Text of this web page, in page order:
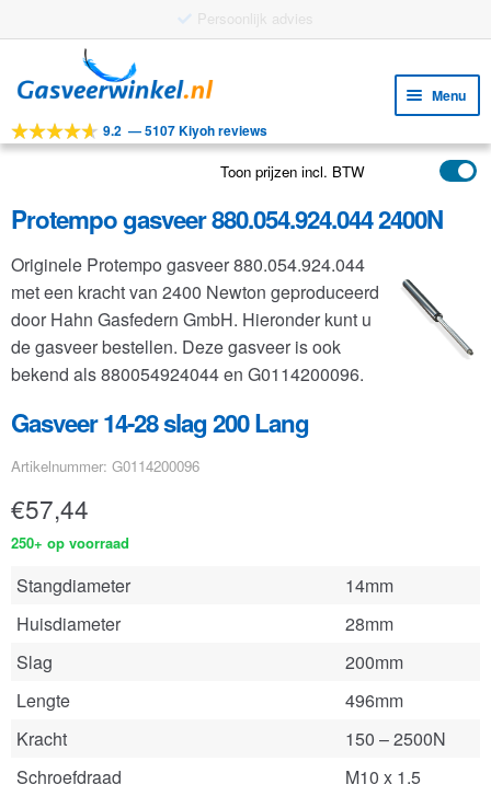
Gratis verzending vanaf €25
door
navigatie
naar
inhoud
Menu
Tools
Toepassingen
Klantenservice
FAQ
9.2 —5107 Kiyoh reviews
Toon prijzen incl. BTW
Protempo gasveer 880.054.924.044 2400N
Originele Protempo gasveer 880.054.924.044
met een kracht van 2400 Newton geproduceerd
door Hahn Gasfedern GmbH. Hieronder kunt u
de gasveer bestellen. Deze gasveer is ook
bekend als 880054924044 en G0114200096.
Gasveer 14-28 slag 200 Lang
Artikelnummer: G0114200096
€57,44
250+ op voorraad
Stangdiameter
14mm
Huisdiameter
28mm
Slag
200mm
Lengte
496mm
Kracht
150 – 2500N
Schroefdraad
M10 x 1.5